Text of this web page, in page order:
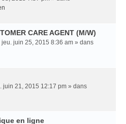
CARE AGENT (M/W)
jeu. juin 25, 2015 8:36 am » dans
juin 21, 2015 12:17 pm » dans
en ligne